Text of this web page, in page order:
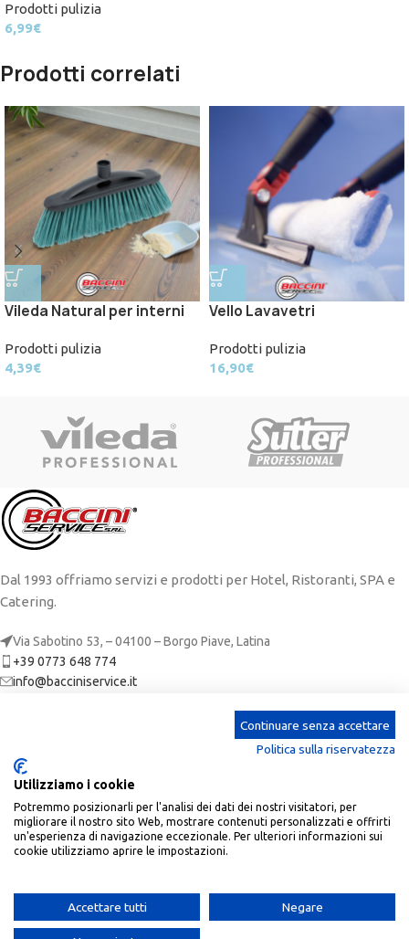
Prodotti pulizia
6,99€
Prodotti correlati
Vileda Natural per interni
Prodotti pulizia
4,39€
Vello Lavavetri
Prodotti pulizia
16,90€
Dal 1993 offriamo servizi e prodotti per Hotel, Ristoranti, SPA e
Catering.
Via Sabotino 53, – 04100 – Borgo Piave, Latina
+39 0773 648 774
info@bacciniservice.it
CATEGORIE
ACCOUNT
Baccini Service| P.Iva: 02673650590 | REA: LT-190305 |
Continuare senza accettare
Politica sulla riservatezza
Utilizziamo i cookie
Potremmo posizionarli per l'analisi dei dati dei nostri visitatori, per
migliorare il nostro sito Web, mostrare contenuti personalizzati e offrirti
un'esperienza di navigazione eccezionale. Per ulteriori informazioni sui
cookie utilizziamo aprire le impostazioni.
Accettare tutti Negare